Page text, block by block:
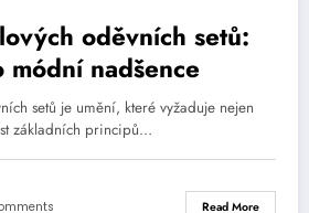
oděvních setů:
nadšence
setů je umění, které vyžaduje nejen
základních principů…
Read More